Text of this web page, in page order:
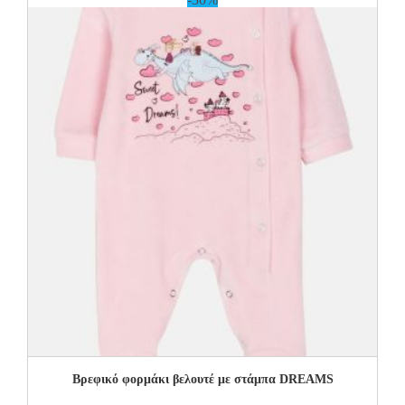
Βρεφικό φορμάκι βελουτέ με στάμπα DREAMS